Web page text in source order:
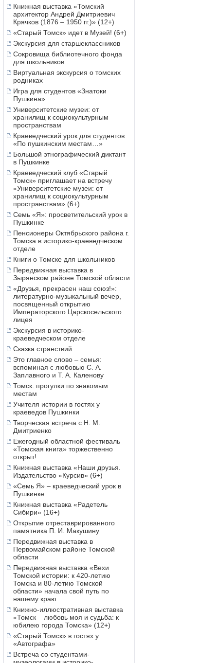
Книжная выставка «Томский
архитектор Андрей Дмитриевич
Крячков (1876 – 1950 гг.)» (12+)
«Старый Томск» идет в Музей! (6+)
Экскурсия для старшеклассников
Сокровища библиотечного фонда
для школьников
Виртуальная экскурсия о томских
родниках
Игра для студентов «Знатоки
Пушкина»
Университетские музеи: от
хранилищ к социокультурным
пространствам
Краеведческий урок для студентов
«По пушкинским местам…»
Большой этнографический диктант
в Пушкинке
Краеведческий клуб «Старый
Томск» приглашает на встречу
«Университетские музеи: от
хранилищ к социокультурным
пространствам» (6+)
Семь «Я»: просветительский урок в
Пушкинке
Пенсионеры Октябрьского района г.
Томска в историко-краеведческом
отделе
Книги о Томске для школьников
Передвижная выставка в
Зырянском районе Томской области
«Друзья, прекрасен наш союз!»:
литературно-музыкальный вечер,
посвященный открытию
Императорского Царскосельского
лицея
Экскурсия в историко-
краеведческом отделе
Сказка странствий
Это главное слово – семья:
вспоминая с любовью С. А.
Заплавного и Т. А. Каленову
Томск: прогулки по знакомым
местам
Учителя истории в гостях у
краеведов Пушкинки
Творческая встреча с Н. М.
Дмитриенко
Ежегодный областной фестиваль
«Томская книга» торжественно
открыт!
Книжная выставка «Наши друзья.
Издательство «Курсив» (6+)
«Семь Я» – краеведческий урок в
Пушкинке
Книжная выставка «Радетель
Сибири» (16+)
Открытие отреставрированного
памятника П. И. Макушину
Передвижная выставка в
Первомайском районе Томской
области
Передвижная выставка «Вехи
Томской истории: к 420-летию
Томска и 80-летию Томской
области» начала свой путь по
нашему краю
Книжно-иллюстративная выставка
«Томск – любовь моя и судьба: к
юбилею города Томска» (12+)
«Старый Томск» в гостях у
«Автографа»
Встреча со студентами-